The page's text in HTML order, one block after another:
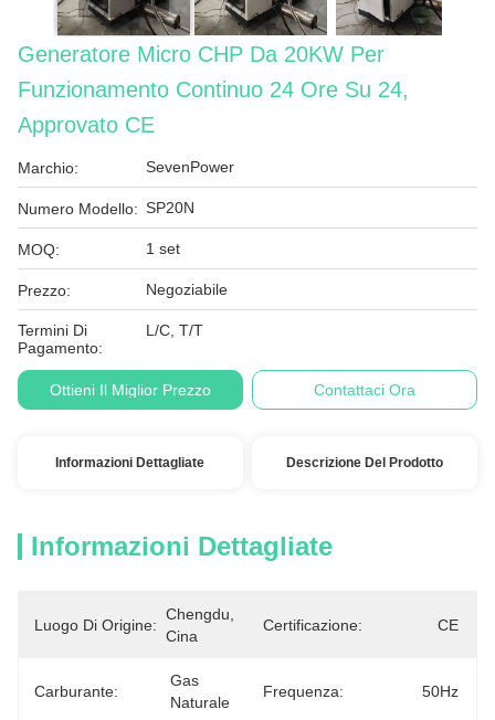
Generatore Micro CHP Da 20KW Per
Funzionamento Continuo 24 Ore Su 24,
Approvato CE
Marchio: SevenPower
Numero Modello: SP20N
MOQ: 1 set
Prezzo: Negoziabile
Termini Di
Pagamento:
L/C, T/T
Ottieni Il Miglior Prezzo Contattaci Ora
Informazioni Dettagliate Descrizione Del Prodotto
Informazioni Dettagliate
Luogo Di Origine:
Chengdu,
Cina
Certificazione: CE
Carburante:
Gas
Naturale
Frequenza: 50Hz